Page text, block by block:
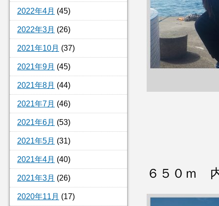
2022年4月 (45)
2022年3月 (26)
2021年10月 (37)
2021年9月 (45)
2021年8月 (44)
2021年7月 (46)
2021年6月 (53)
2021年5月 (31)
2021年4月 (40)
2021年3月 (26)
2020年11月 (17)
６５０ｍ